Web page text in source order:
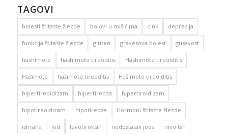
TAGOVI
bolesti štitaste žlezde bolovi u mišićima cink depresija
funkcija štitaste žlezde gluten gravesova bolest gusavost
hashimoto hashimoto tireoditis Hashimoto tireoiditis
Hašimoto hašimoto tireoditis Hašimoto tireoiditis
hipertireoidizam hipertireoza hipertiroidizam
hipotireoidizam hipotireoza Hormoni štitaste žlezde
ishrana jod levotiroksin nedostatak joda nivo tsh